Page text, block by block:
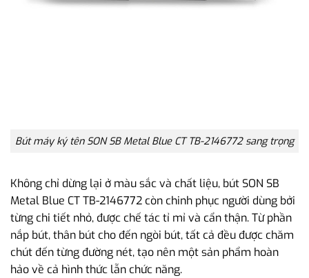
Bút máy ký tên SON SB Metal Blue CT TB-2146772 sang trọng
Không chỉ dừng lại ở màu sắc và chất liệu, bút SON SB
Metal Blue CT TB-2146772 còn chinh phục người dùng bởi
từng chi tiết nhỏ, được chế tác tỉ mỉ và cẩn thận. Từ phần
nắp bút, thân bút cho đến ngòi bút, tất cả đều được chăm
chút đến từng đường nét, tạo nên một sản phẩm hoàn
hảo về cả hình thức lẫn chức năng.